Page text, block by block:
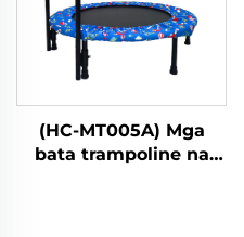
(HC-MT005A) Mga
bata trampoline na